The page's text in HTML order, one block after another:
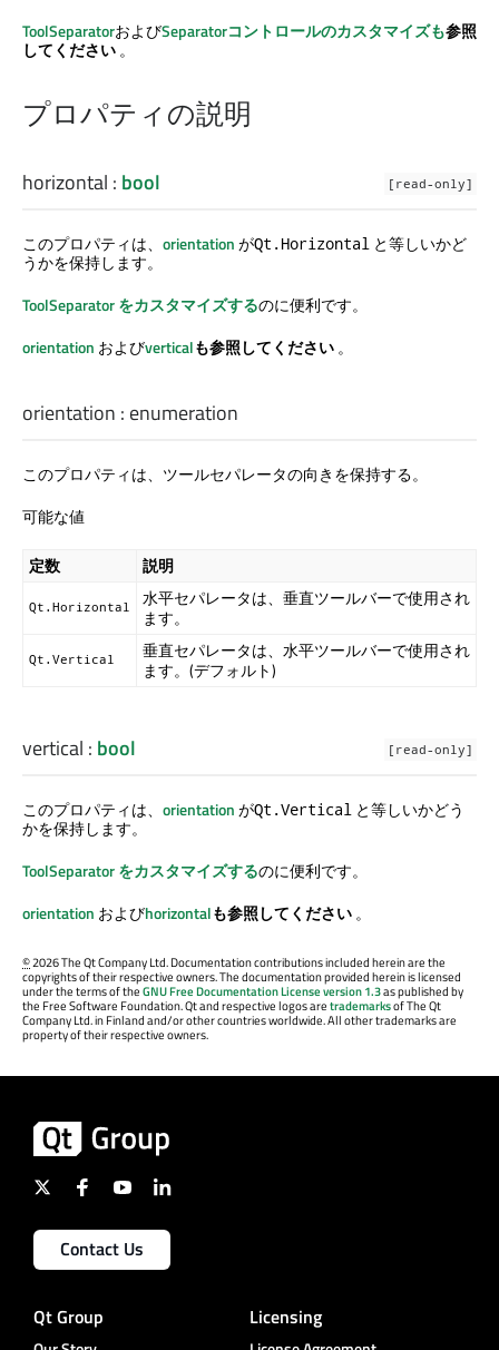
ToolSeparatorおよびSeparatorコントロールのカスタマイズも参照
してください。
プロパティの説明
horizontal : bool [read-only]
このプロパティは、 orientationがQt.Horizontal と等しいかど
うかを保持します。
ToolSeparator をカスタマイズするのに便利です。
orientation およびverticalも参照してください。
orientation : enumeration
このプロパティは、ツールセパレータの向きを保持する。
可能な値
定数 説明
Qt.Horizontal
水平セパレータは、垂直ツールバーで使用され
ます。
Qt.Vertical
垂直セパレータは、水平ツールバーで使用され
ます。(デフォルト)
vertical : bool [read-only]
このプロパティは、 orientationがQt.Vertical と等しいかどう
かを保持します。
ToolSeparator をカスタマイズするのに便利です。
orientation およびhorizontalも参照してください。
©2026 The Qt Company Ltd. Documentation contributions included herein are the
copyrights of their respective owners. The documentation provided herein is licensed
under the terms of theGNU Free Documentation License version 1.3as published by
the Free Software Foundation. Qt and respective logos aretrademarksof The Qt
Company Ltd. in Finland and/or other countries worldwide. All other trademarks are
property of their respective owners.
Contact Us
Qt Group Licensing